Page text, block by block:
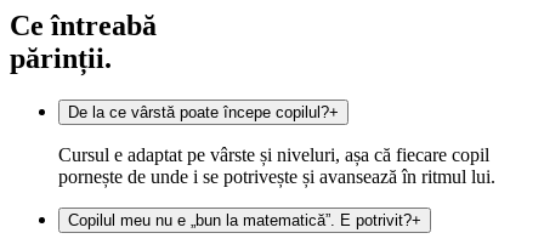
Ce întreabă
părinții.
De la ce vârstă poate începe copilul?+
Cursul e adaptat pe vârste și niveluri, așa că fiecare copil
pornește de unde i se potrivește și avansează în ritmul lui.
Copilul meu nu e „bun la matematică”. E potrivit?+